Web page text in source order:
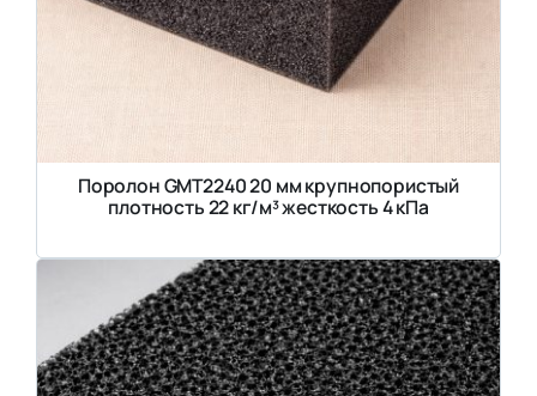
Поролон GMT2240 20 мм крупнопористый
плотность 22 кг/м³ жесткость 4 кПа